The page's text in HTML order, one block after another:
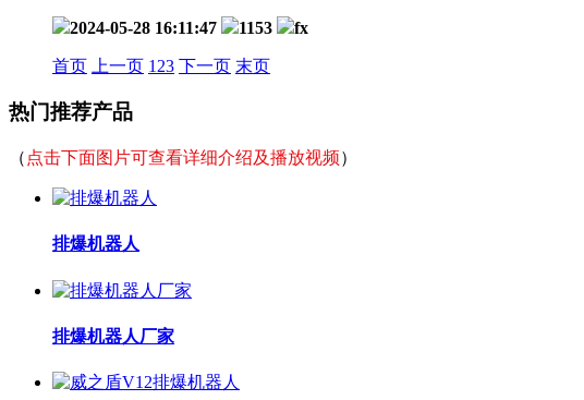
2024-05-28 16:11:47 1153 fx
首页 上一页 1 23 下一页 末页
热门推荐产品
（ 点击下面图片可查看详细介绍及播放视频）
排爆机器人
排爆机器人厂家